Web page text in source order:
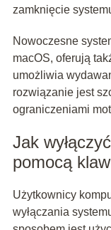
zamknięcie
Nowoczesne
macOS, oferują
umożliwia
rozwiązanie jest
ograniczeniami
Jak
pomocą
Użytkownicy
wyłączania